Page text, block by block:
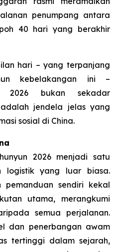
penumpang antara
40 hari yang berakhir
hari – yang terpanjang
kebelakangan ini –
2026 bukan sekadar
jendela jelas yang
sosial di China.
2026 menjadi satu
logistik yang luar biasa.
pemanduan sendiri kekal
utama, merangkumi
semua perjalanan.
dan penerbangan awam
tertinggi dalam sejarah,